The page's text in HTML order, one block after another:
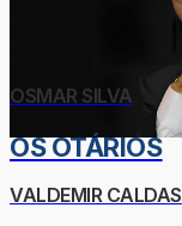
OSMAR SILVA
OS OTÁRIOS
VALDEMIR CALDAS